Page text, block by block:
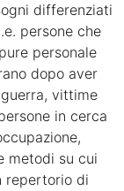
differenziati
persone che
personale
dopo aver
vittime
in cerca
metodi su cui
repertorio di